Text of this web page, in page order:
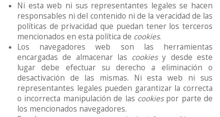
Ni esta web ni sus representantes legales se hacen
responsables ni del contenido ni de la veracidad de las
políticas de privacidad que puedan tener los terceros
mencionados en esta política de cookies.
Los navegadores web son las herramientas
encargadas de almacenar las cookiesy desde este
lugar debe efectuar su derecho a eliminación o
desactivación de las mismas. Ni esta web ni sus
representantes legales pueden garantizar la correcta
o incorrecta manipulación de las cookiespor parte de
los mencionados navegadores.